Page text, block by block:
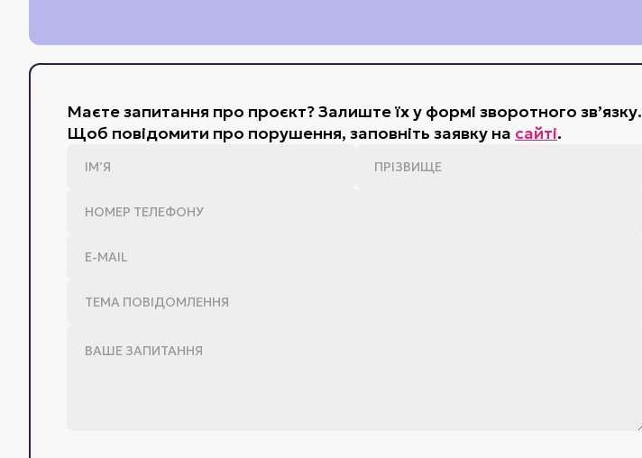
Маєте запитання про проєкт? Залиште їх у формі зворотного зв’язку.
Щоб повідомити про порушення, заповніть заявку на сайті.